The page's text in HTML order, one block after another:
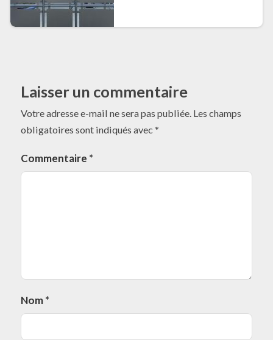
Laisser un commentaire
Votre adresse e-mail ne sera pas publiée. Les champs
obligatoires sont indiqués avec *
Commentaire *
Nom*